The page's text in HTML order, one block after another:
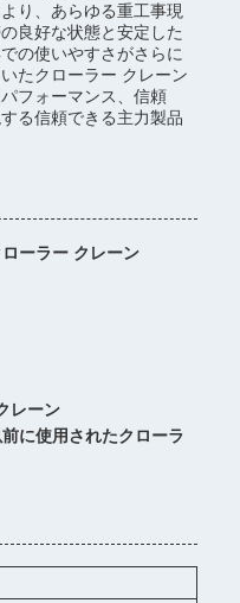
り、あらゆる重工事現
良好な状態と安定した
の使いやすさがさらに
たクローラー クレーン
フォーマンス、信頼
る信頼できる主力製品
ーラー クレーン
レーン
に使用されたクローラ